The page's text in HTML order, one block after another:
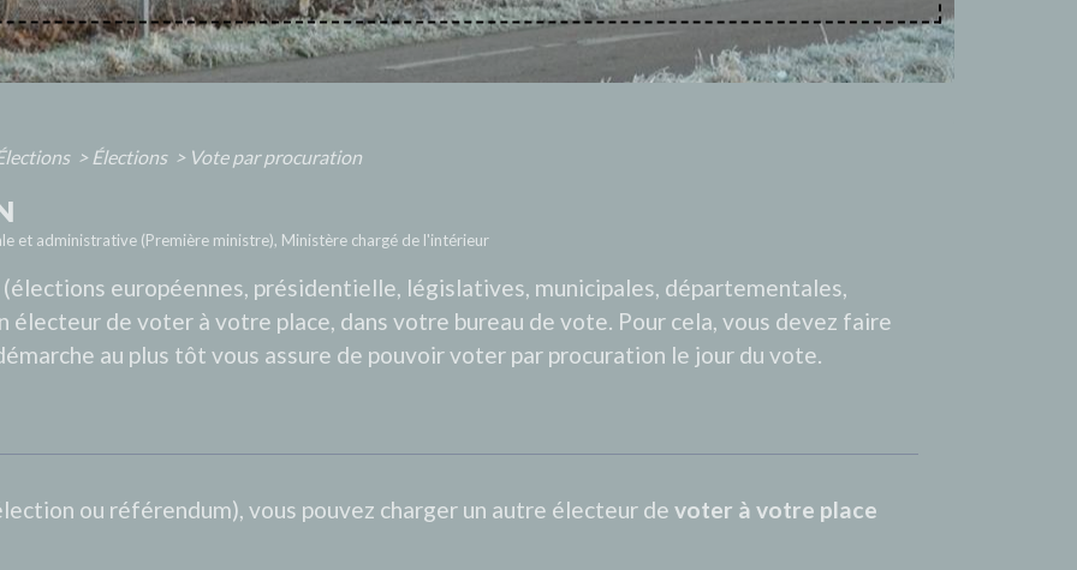
> Élections > Vote par procuration
et administrative (Première ministre), Ministère chargé de l'intérieur
européennes, présidentielle, législatives, municipales, départementales,
électeur de voter à votre place, dans votre bureau de vote. Pour cela, vous devez faire
au plus tôt vous assure de pouvoir voter par procuration le jour du vote.
ou référendum), vous pouvez charger un autre électeur de voter à votre place